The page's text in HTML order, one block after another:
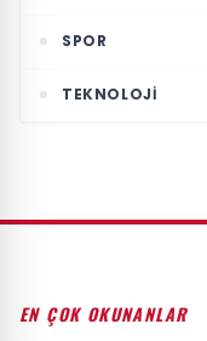
SPOR
TEKNOLOJI
EN ÇOK OKUNANLAR